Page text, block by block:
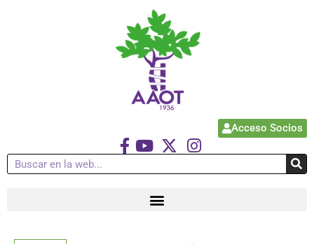
Acceso Socios